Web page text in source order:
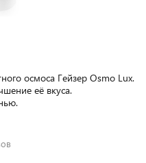
осмоса Гейзер Osmo Lux.
её вкуса.